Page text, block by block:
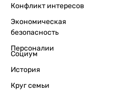
Конфликт интересов
Экономическая
безопасность
Персоналии
Социум
История
Круг семьи